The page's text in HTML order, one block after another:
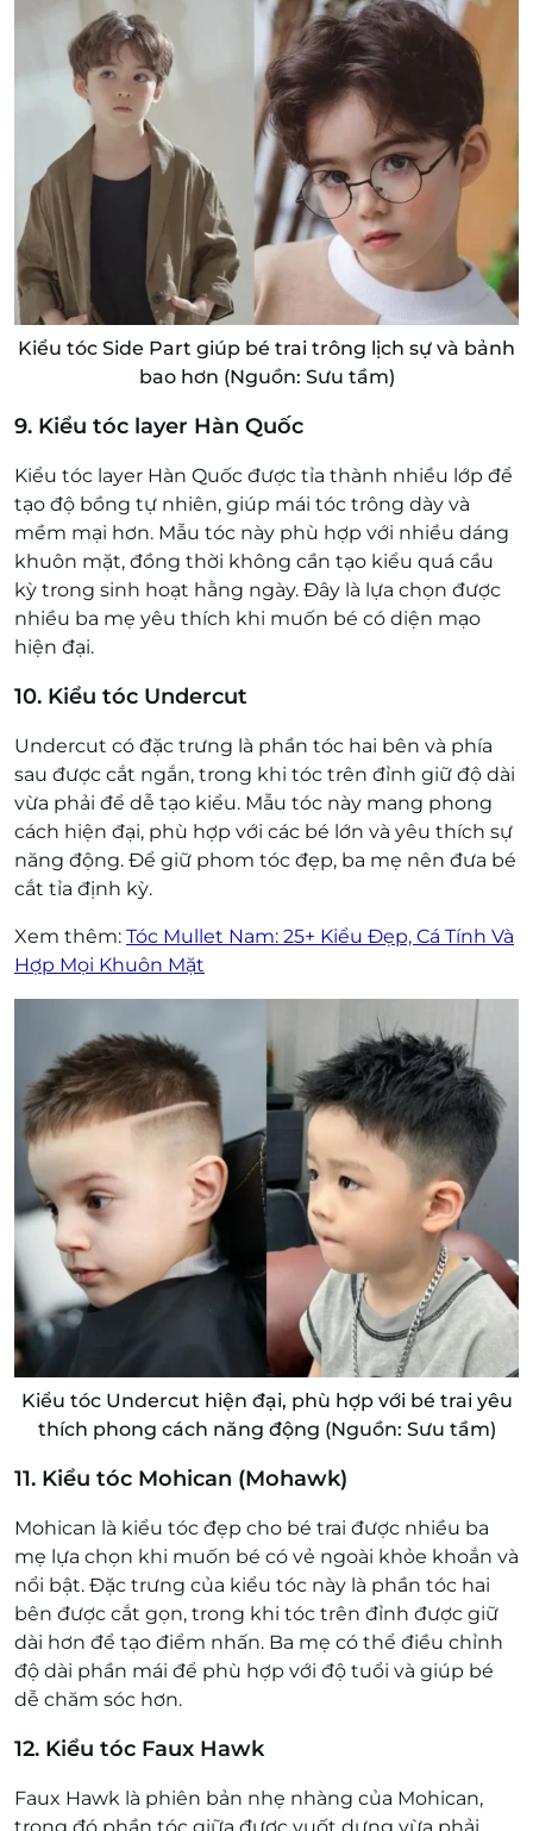
Kiểu tóc Side Part giúp bé trai trông lịch sự và bảnh
bao hơn (Nguồn: Sưu tầm)
9. Kiểu tóc layer Hàn Quốc
Kiểu tóc layer Hàn Quốc được tỉa thành nhiều lớp để
tạo độ bồng tự nhiên, giúp mái tóc trông dày và
mềm mại hơn. Mẫu tóc này phù hợp với nhiều dáng
khuôn mặt, đồng thời không cần tạo kiểu quá cầu
kỳ trong sinh hoạt hằng ngày. Đây là lựa chọn được
nhiều ba mẹ yêu thích khi muốn bé có diện mạo
hiện đại.
10. Kiểu tóc Undercut
Undercut có đặc trưng là phần tóc hai bên và phía
sau được cắt ngắn, trong khi tóc trên đỉnh giữ độ dài
vừa phải để dễ tạo kiểu. Mẫu tóc này mang phong
cách hiện đại, phù hợp với các bé lớn và yêu thích sự
năng động. Để giữ phom tóc đẹp, ba mẹ nên đưa bé
cắt tỉa định kỳ.
Xem thêm: Tóc Mullet Nam: 25+ Kiểu Đẹp, Cá Tính Và
Hợp Mọi Khuôn Mặt
Kiểu tóc Undercut hiện đại, phù hợp với bé trai yêu
thích phong cách năng động (Nguồn: Sưu tầm)
11. Kiểu tóc Mohican (Mohawk)
Mohican là kiểu tóc đẹp cho bé trai được nhiều ba
mẹ lựa chọn khi muốn bé có vẻ ngoài khỏe khoắn và
nổi bật. Đặc trưng của kiểu tóc này là phần tóc hai
bên được cắt gọn, trong khi tóc trên đỉnh được giữ
dài hơn để tạo điểm nhấn. Ba mẹ có thể điều chỉnh
độ dài phần mái để phù hợp với độ tuổi và giúp bé
dễ chăm sóc hơn.
12. Kiểu tóc Faux Hawk
Faux Hawk là phiên bản nhẹ nhàng của Mohican,
trong đó phần tóc giữa được vuốt dựng vừa phải